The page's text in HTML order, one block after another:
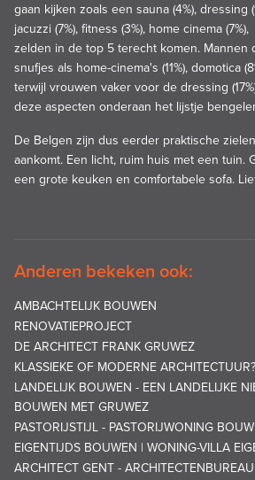
gaan kijken zoals een sauna (4%), dressing
jacuzzi (7%), fitness (3%), home cinema
zelden in de top 5 terecht komen. Mannen
snufjes als home-cinema's (11%), domotica
terwijl vrouwen vaker voor de dressing
deze aspecten onderaan het lijstje
De Belgen zijn dus eerder praktische
aankomt. Een licht, ruim huis met een tuin.
een grote keuken en comfortabele sofa.
Anderen bekeken ook:
AMBACHTELIJK BOUWEN
RENOVATIEPROJECT
DE ARCHITECT FRANK GRUWEZ
KLASSIEKE OF MODERNE ARCHITECTUUR?
LANDELIJK BOUWEN - EEN LANDELIJKE
BOUWEN MET GRUWEZ
PASTORIJSTIJL - PASTORIJWONING
EIGENTIJDS BOUWEN | WONING-VILLA
ARCHITECT GENT -